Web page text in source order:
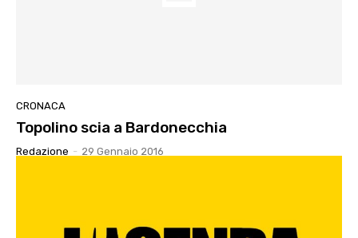
CRONACA
Topolino scia a Bardonecchia
Redazione - 29 Gennaio 2016